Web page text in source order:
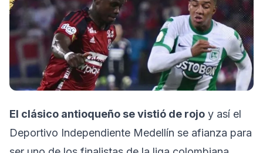
El clásico antioqueño se vistió de rojo y así el
Deportivo Independiente Medellín se afianza para